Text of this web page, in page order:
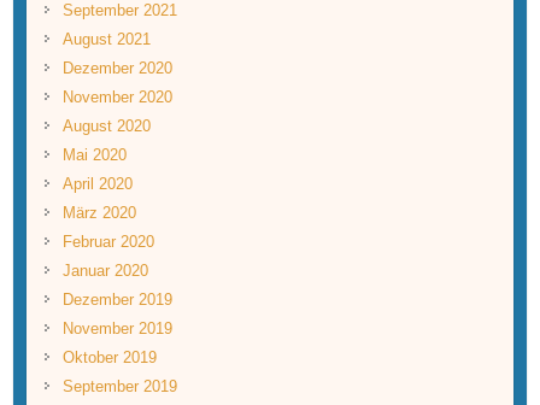
September 2021
August 2021
Dezember 2020
November 2020
August 2020
Mai 2020
April 2020
März 2020
Februar 2020
Januar 2020
Dezember 2019
November 2019
Oktober 2019
September 2019